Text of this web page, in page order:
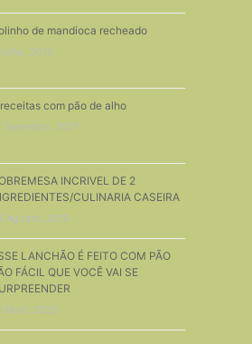
de mandioca recheado
2015
com pão de alho
Setembro, 2017
INCRIVEL DE 2
CULINARIA CASEIRA
Agosto, 2019
LANCHÃO É FEITO COM PÃO
FÁCIL QUE VOCÊ VAI SE
Maio, 2020